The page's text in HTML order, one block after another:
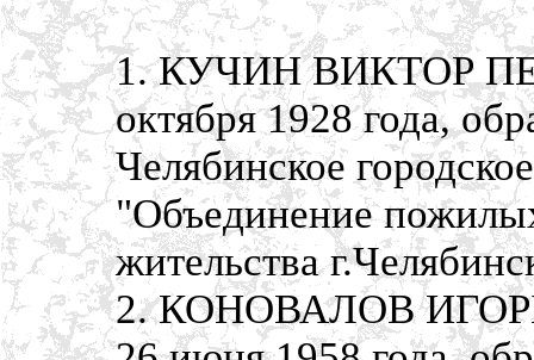
1. КУЧИН ВИКТОР
октября 1928 года,
Челябинское
"Объединение
жительства
2. КОНОВАЛОВ